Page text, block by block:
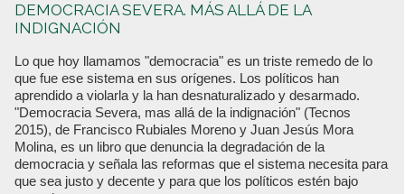
DEMOCRACIA SEVERA. MÁS ALLÁ DE LA
INDIGNACIÓN
Lo que hoy llamamos "democracia" es un triste remedo de lo
que fue ese sistema en sus orígenes. Los políticos han
aprendido a violarla y la han desnaturalizado y desarmado.
"Democracia Severa, mas allá de la indignación" (Tecnos
2015), de Francisco Rubiales Moreno y Juan Jesús Mora
Molina, es un libro que denuncia la degradación de la
democracia y señala las reformas que el sistema necesita para
que sea justo y decente y para que los políticos estén bajo